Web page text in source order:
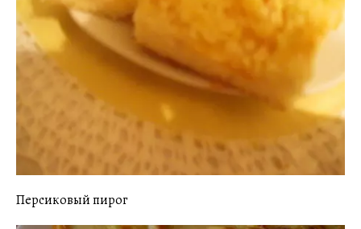
Персиковый пирог